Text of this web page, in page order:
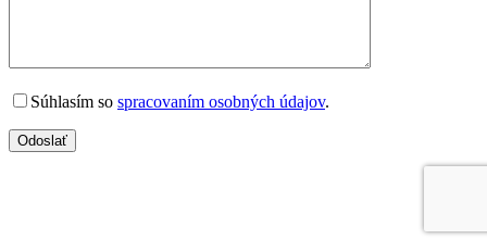
Súhlasím so spracovaním osobných údajov.